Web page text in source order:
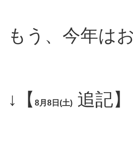
もう、今年は
↓【 8月8日(土) 追記】